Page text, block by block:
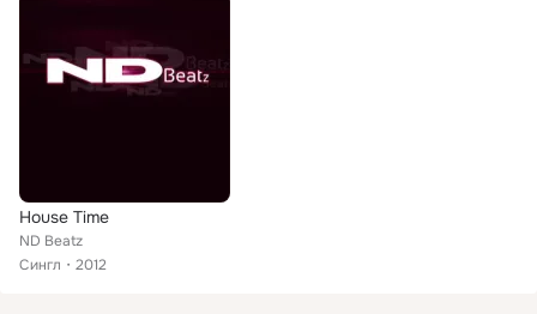
House Time
ND Beatz
Сингл
2012